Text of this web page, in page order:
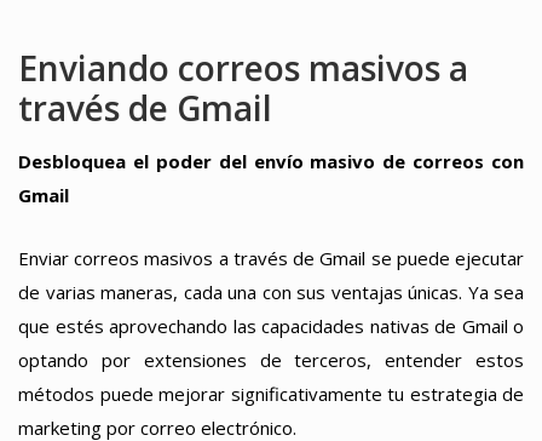
Enviando correos masivos a
través de Gmail
Desbloquea el poder del envío masivo de correos con
Gmail
Enviar correos masivos a través de Gmail se puede ejecutar
de varias maneras, cada una con sus ventajas únicas. Ya sea
que estés aprovechando las capacidades nativas de Gmail o
optando por extensiones de terceros, entender estos
métodos puede mejorar significativamente tu estrategia de
marketing por correo electrónico.